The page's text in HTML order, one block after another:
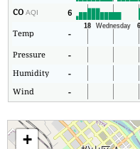
COAQI 6
Temp
-
Pressure
-
Humidity
-
Wind
-
+